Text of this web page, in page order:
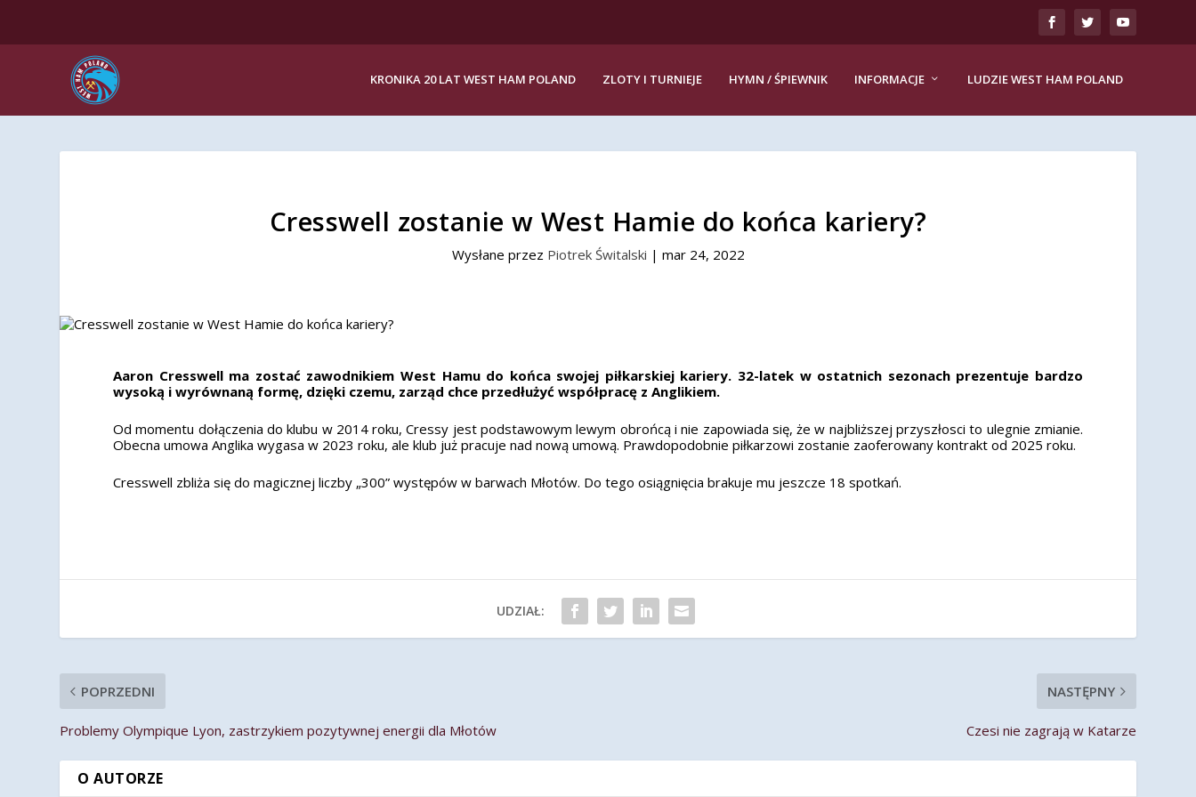
KRONIKA 20 LAT WEST HAM POLAND ZLOTY I TURNIEJE HYMN / ŚPIEWNIK INFORMACJE LUDZIE WEST HAM POLAND
Cresswell zostanie w West Hamie do końca kariery?
Wysłane przez Piotrek Świtalski | mar 24, 2022
Aaron Cresswell ma zostać zawodnikiem West Hamu do końca swojej piłkarskiej kariery. 32-latek w ostatnich sezonach prezentuje bardzo
wysoką i wyrównaną formę, dzięki czemu, zarząd chce przedłużyć współpracę z Anglikiem.
Od momentu dołączenia do klubu w 2014 roku, Cressy jest podstawowym lewym obrońcą i nie zapowiada się, że w najbliższej przyszłosci to ulegnie zmianie.
Obecna umowa Anglika wygasa w 2023 roku, ale klub już pracuje nad nową umową. Prawdopodobnie piłkarzowi zostanie zaoferowany kontrakt od 2025 roku.
Cresswell zbliża się do magicznej liczby „300” występów w barwach Młotów. Do tego osiągnięcia brakuje mu jeszcze 18 spotkań.
UDZIAŁ:
POPRZEDNI
Problemy Olympique Lyon, zastrzykiem pozytywnej energii dla Młotów
NASTĘPNY
Czesi nie zagrają w Katarze
O AUTORZE